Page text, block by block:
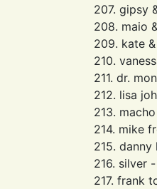
207. gipsy
208. maio
209. kate
210.
211. dr.
212. lisa
213.
214. mike
215.
216. silver
217. frank